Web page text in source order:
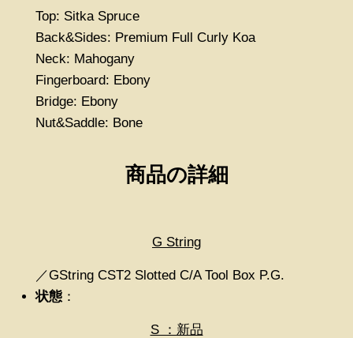
Top: Sitka Spruce
Back&Sides: Premium Full Curly Koa
Neck: Mahogany
Fingerboard: Ebony
Bridge: Ebony
Nut&Saddle: Bone
商品の詳細
G String
／GString CST2 Slotted C/A Tool Box P.G.
状態：
S ：新品